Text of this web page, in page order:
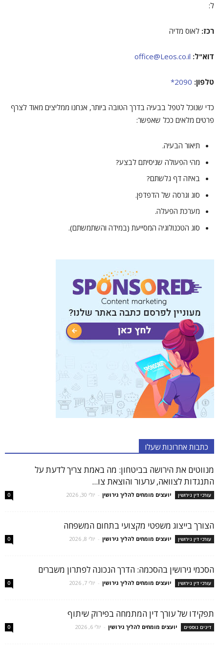
ל:
רכז: לאוס מדיה
דוא"ל: office@Leos.co.il
טלפון: 2090*
כדי שנוכל לטפל בבעיה בדרך הטובה ביותר, אנחנו ממליצים מאוד לצרף
פרטים מלאים ככל שאפשר:
תיאור הבעיה.
מהי הפעולה שניסיתם לבצע?
באיזה דף גלשתם?
סוג וגרסה של הדפדפן.
מערכת הפעלה.
סוג הטכנולוגיה המסייעת (במידה והשתמשתם).
כתבות אחרונות שעלו
מנווטים את הירושה בביטחון: מה באמת צריך לדעת על
התנגדות לצוואה, ערעור והוצאת צו...
עורכי דין גירושין יועצים מומחים להליך גירושין - יולי 30, 2026 0
הצורך בייצוג משפטי מקצועי בתחום המשפחה
עורכי דין גירושין יועצים מומחים להליך גירושין - יולי 8, 2026 0
הסכמי גירושין בהסכמה: הדרך הנכונה לפתרון משברים
עורכי דין גירושין יועצים מומחים להליך גירושין - יולי 7, 2026 0
תפקידו של עורך דין המתמחה בפירוק שיתוף
דינים נוספים יועצים מומחים להליך גירושין - יולי 6, 2026 0